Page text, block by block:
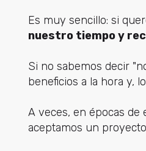
Es muy sencillo: si
nuestro tiempo y
Si no sabemos decir
beneficios a la hora y,
A veces, en épocas de
aceptamos un